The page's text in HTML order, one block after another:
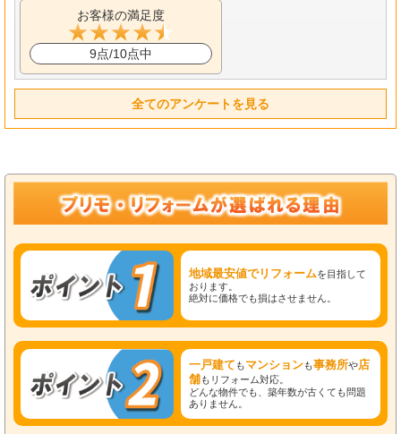
お客様の満足度
9点/10点中
全てのアンケートを見る
地域最安値でリフォームを目指して
おります。
絶対に価格でも損はさせません。
一戸建て もマンションも事務所や店
舗もリフォーム対応。
どんな物件でも、築年数が古くても問題
ありません。